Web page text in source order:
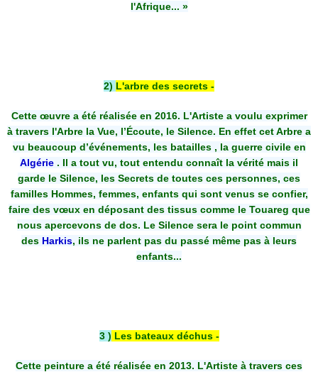
l'Afrique... »
2) L'arbre des secrets -
Cette œuvre a été réalisée en 2016. L'Artiste a voulu exprimer
à travers l'Arbre la Vue, l’Écoute, le Silence. En effet cet Arbre a
vu beaucoup d’événements, les batailles , la guerre civile en
Algérie . Il a tout vu, tout entendu connaît la vérité mais il
garde le Silence, les Secrets de toutes ces personnes, ces
familles Hommes, femmes, enfants qui sont venus se confier,
faire des vœux en déposant des tissus comme le Touareg que
nous apercevons de dos. Le Silence sera le point commun
des Harkis, ils ne parlent pas du passé même pas à leurs
enfants...
3 ) Les bateaux déchus -
Cette peinture a été réalisée en 2013. L'Artiste à travers ces